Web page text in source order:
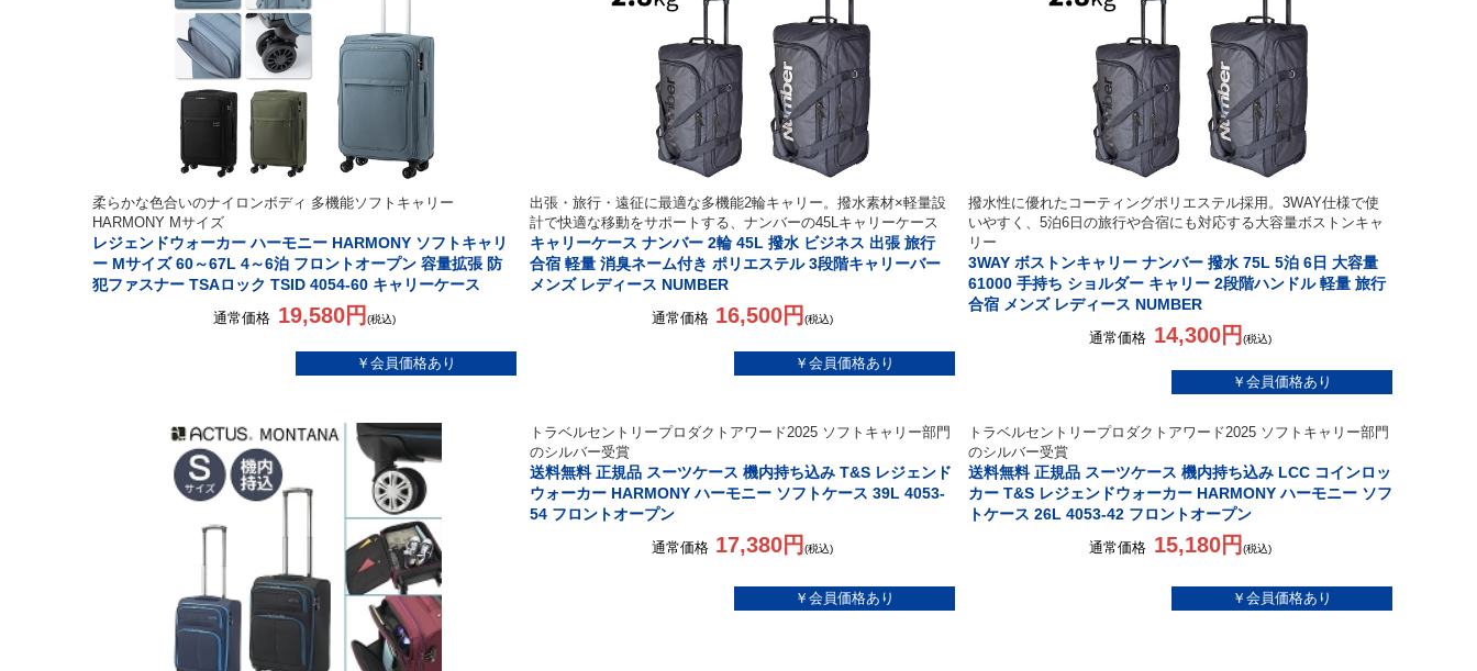
柔らかな色合いのナイロンボディ 多機能ソフトキャリー
HARMONY Mサイズ
レジェンドウォーカー ハーモニー HARMONY ソフトキャリ
ー Mサイズ 60～67L 4～6泊 フロントオープン 容量拡張 防
犯ファスナー TSAロック TSID 4054-60 キャリーケース
通常価格 19,580円 (税込)
出張・旅行・遠征に最適な多機能2輪キャリー。撥水素材×軽量設
計で快適な移動をサポートする、ナンバーの45Lキャリーケース
キャリーケース ナンバー 2輪 45L 撥水 ビジネス 出張 旅行
合宿 軽量 消臭ネーム付き ポリエステル 3段階キャリーバー
メンズ レディース NUMBER
通常価格 16,500円(税込)
撥水性に優れたコーティングポリエステル採用。3WAY仕様で使
いやすく、5泊6日の旅行や合宿にも対応する大容量ボストンキャ
リー
3WAY ボストンキャリー ナンバー 撥水 75L 5泊 6日 大容量
61000 手持ち ショルダー キャリー 2段階ハンドル 軽量 旅行
合宿 メンズ レディース NUMBER
通常価格 14,300円 (税込)
トラベルセントリープロダクトアワード2025 ソフトキャリー部門
のシルバー受賞
送料無料 正規品 スーツケース 機内持ち込み T&S レジェンド
ウォーカー HARMONY ハーモニー ソフトケース 39L 4053-
54 フロントオープン
通常価格 17,380円(税込)
トラベルセントリープロダクトアワード2025 ソフトキャリー部門
のシルバー受賞
送料無料 正規品 スーツケース 機内持ち込み LCC コインロッ
カー T&S レジェンドウォーカー HARMONY ハーモニー ソフ
トケース 26L 4053-42 フロントオープン
通常価格 15,180円 (税込)